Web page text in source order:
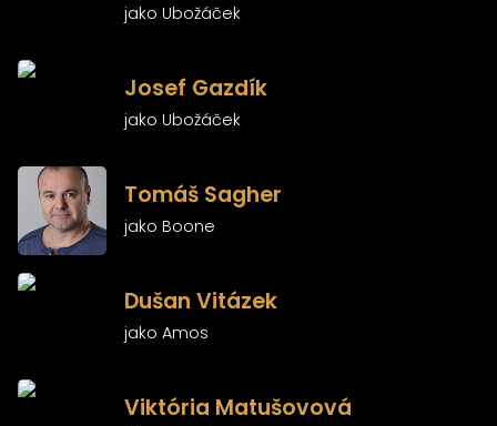
jako Ubožáček
) Josef Gazdík
jako Ubožáček
Tomáš Sagher
jako Boone
) Dušan Vitázek
jako Amos
) Viktória Matušovová